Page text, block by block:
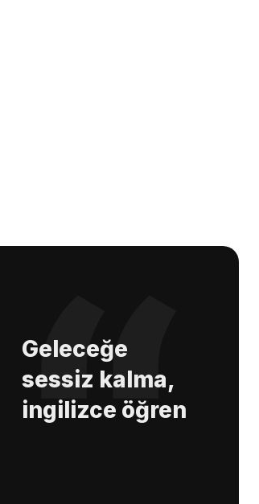
Geleceğe
sessiz kalma,
ingilizce öğren